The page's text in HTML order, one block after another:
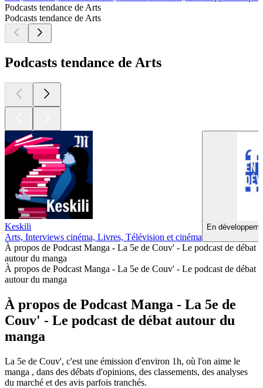
Podcasts tendance de Arts
Podcasts tendance de Arts
Podcasts tendance de Arts
Keskili
Arts, Interviews cinéma, Livres, Télévision et cinéma
En
À propos de Podcast Manga - La 5e de Couv' - Le podcast de débat
autour du manga
À propos de Podcast Manga - La 5e de Couv' - Le podcast de débat
autour du manga
À propos de Podcast Manga - La 5e de
Couv' - Le podcast de débat autour du
manga
La 5e de Couv', c'est une émission d'environ 1h, où l'on aime le
manga , dans des débats d'opinions, des classements, des analyses
du marché et des avis parfois tranchés.